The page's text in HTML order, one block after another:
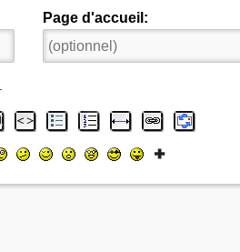
Page d'accueil: